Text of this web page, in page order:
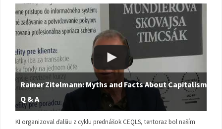
Rainer Zitelmann: Myths and Facts About Capitalism |
Q & A
KI organizoval ďalšiu z cyklu prednášok CEQLS, tentoraz bol naším